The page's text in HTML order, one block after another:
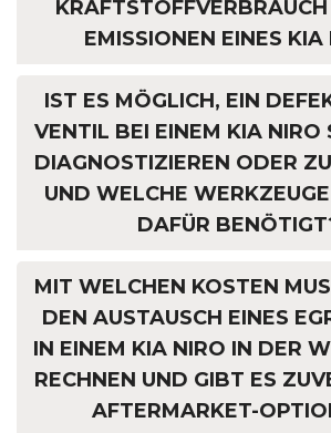
EMISSIONEN EINES KIA
IST ES MÖGLICH, EIN
VENTIL BEI EINEM KIA NIRO
DIAGNOSTIZIEREN ODER
UND WELCHE
DAFÜR
MIT WELCHEN KOSTEN
DEN AUSTAUSCH EINES
IN EINEM KIA NIRO IN DER
RECHNEN UND GIBT ES
AFTERMARKET-